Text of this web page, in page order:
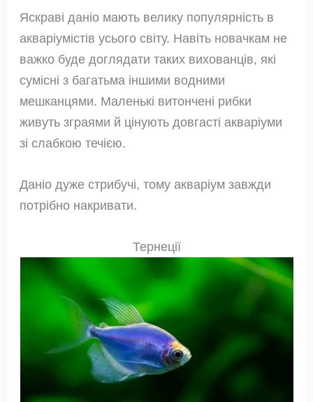
Яскраві даніо мають велику популярність в
акваріумістів усього світу. Навіть новачкам не
важко буде доглядати таких вихованців, які
сумісні з багатьма іншими водними
мешканцями. Маленькі витончені рибки
живуть зграями й цінують довгасті акваріуми
зі слабкою течією.
Даніо дуже стрибучі, тому акваріум завжди
потрібно накривати.
Тернеції